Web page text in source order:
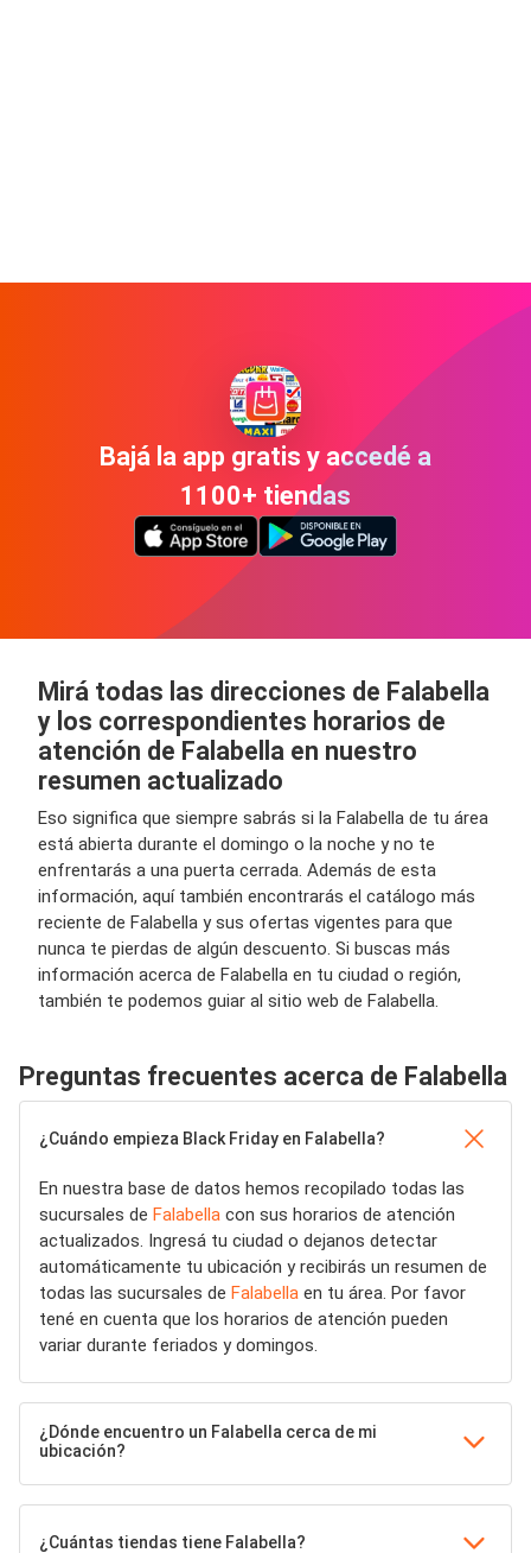
Bajá la app gratis y accedé a
1100+ tiendas
Mirá todas las direcciones de Falabella
y los correspondientes horarios de
atención de Falabella en nuestro
resumen actualizado
Eso significa que siempre sabrás si la Falabella de tu área
está abierta durante el domingo o la noche y no te
enfrentarás a una puerta cerrada. Además de esta
información, aquí también encontrarás el catálogo más
reciente de Falabella y sus ofertas vigentes para que
nunca te pierdas de algún descuento. Si buscas más
información acerca de Falabella en tu ciudad o región,
también te podemos guiar al sitio web de Falabella.
Preguntas frecuentes acerca de Falabella
¿Cuándo empieza Black Friday en Falabella?
En nuestra base de datos hemos recopilado todas las
sucursales de Falabella con sus horarios de atención
actualizados. Ingresá tu ciudad o dejanos detectar
automáticamente tu ubicación y recibirás un resumen de
todas las sucursales de Falabella en tu área. Por favor
tené en cuenta que los horarios de atención pueden
variar durante feriados y domingos.
¿Dónde encuentro un Falabella cerca de mi
ubicación?
¿Cuántas tiendas tiene Falabella?